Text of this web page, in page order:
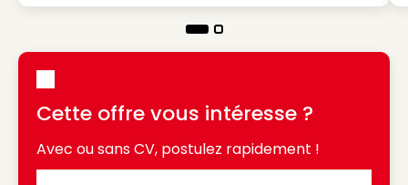
Cette offre vous intéresse ?
Avec ou sans CV, postulez rapidement !